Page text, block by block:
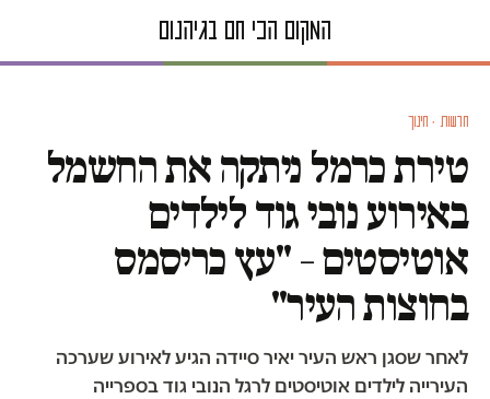
חדשות · חינוך
טירת כרמל ניתקה את החשמל
באירוע נובי גוד לילדים
אוטיסטים – "עץ כריסמס
בחוצות העיר"
לאחר שסגן ראש העיר יאיר סיידה הגיע לאירוע שערכה
העירייה לילדים אוטיסטים לרגל הנובי גוד בספרייה